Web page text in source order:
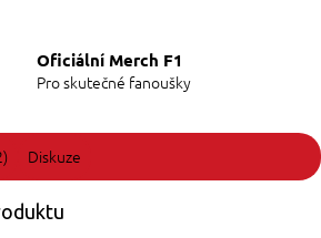
Oficiální Merch F1
Pro skutečné fanoušky
Diskuze